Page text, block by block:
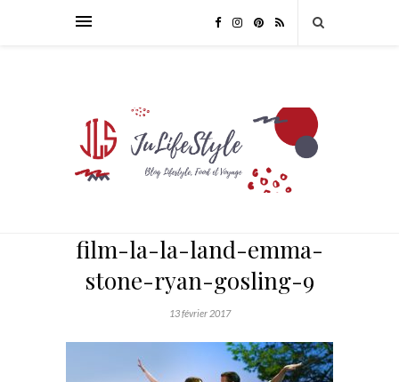
film-la-la-land-emma-
stone-ryan-gosling-9
13 février 2017